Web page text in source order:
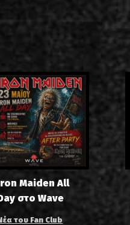
Maiden All
στο Wave
του Fan Club